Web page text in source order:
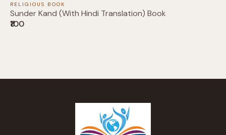
RELIGIOUS BOOK
Sunder Kand (With Hindi Translation) Book
₹100